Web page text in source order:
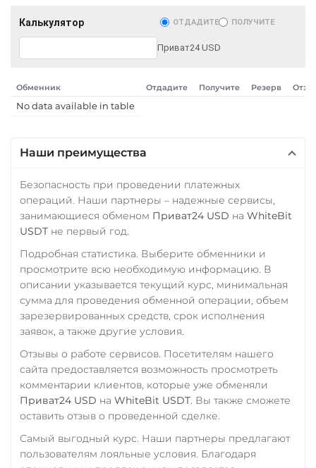
Калькулятор ОТДАДИТЕ ПОЛУЧИТЕ
Приват24 USD
Обменник Отдадите Получите Резерв
No data available in table
Наши преимущества
Безопасность при проведении платежных
операций. Наши партнеры – надежные сервисы,
занимающиеся обменом Приват24 USD на WhiteBit
USDT не первый год.
Подробная статистика. Выберите обменники и
просмотрите всю необходимую информацию. В
описании указывается текущий курс, минимальная
сумма для проведения обменной операции, объем
зарезервированных средств, срок исполнения
заявок, а также другие условия.
Отзывы о работе сервисов. Посетителям нашего
сайта предоставляется возможность просмотреть
комментарии клиентов, которые уже обменяли
Приват24 USD на WhiteBit USDT. Вы также сможете
оставить отзыв о проведенной сделке.
Самый выгодный курс. Наши партнеры предлагают
пользователям лояльные условия. Благодаря